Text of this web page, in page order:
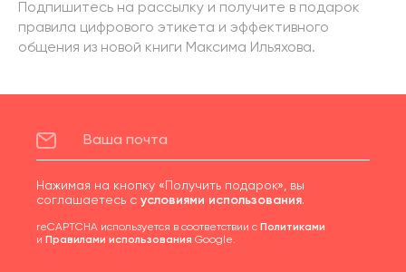
Подпишитесь на рассылку и получите в подарок
правила цифрового этикета и эффективного
общения из новой книги Максима Ильяхова.
Нажимая на кнопку «Получить подарок», вы
соглашаетесь с условиями использования.
reCAPTCHA используется в соответствии с Политиками
и Правилами использования Google.